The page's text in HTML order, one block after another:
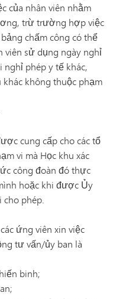
của nhân viên nhằm
trừ trường hợp việc
chấm công có thể
viên sử dụng ngày nghỉ
nghỉ phép y tế khác,
khác không thuộc phạm
cung cấp cho các tổ
vi mà Học khu xác
công đoàn đó thực
hoặc khi được Ủy
cho phép.
ứng viên xin việc
tư vấn/ủy ban là
binh;